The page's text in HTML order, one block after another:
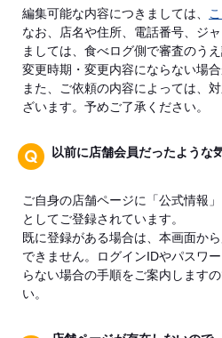
編集可能な内容につきましては、
なお、店名や住所、電話番号、ジ
ましては、食べログ側で審査のう
変更時期・変更内容にならない場合
また、ご依頼の内容によっては、
ざいます。予めご了承ください。
以前に店舗会員だったような
ご自身の店舗ページに「公式情報
としてご登録されています。
既に登録がある場合は、本画面か
できません。ログインIDやパスワ
らない場合の手順をご案内しますの
い。